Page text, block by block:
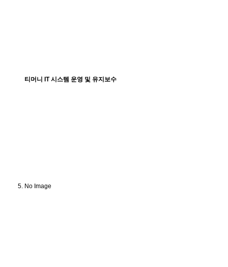
티머니 IT 시스템 운영 및 유지보수
No Image